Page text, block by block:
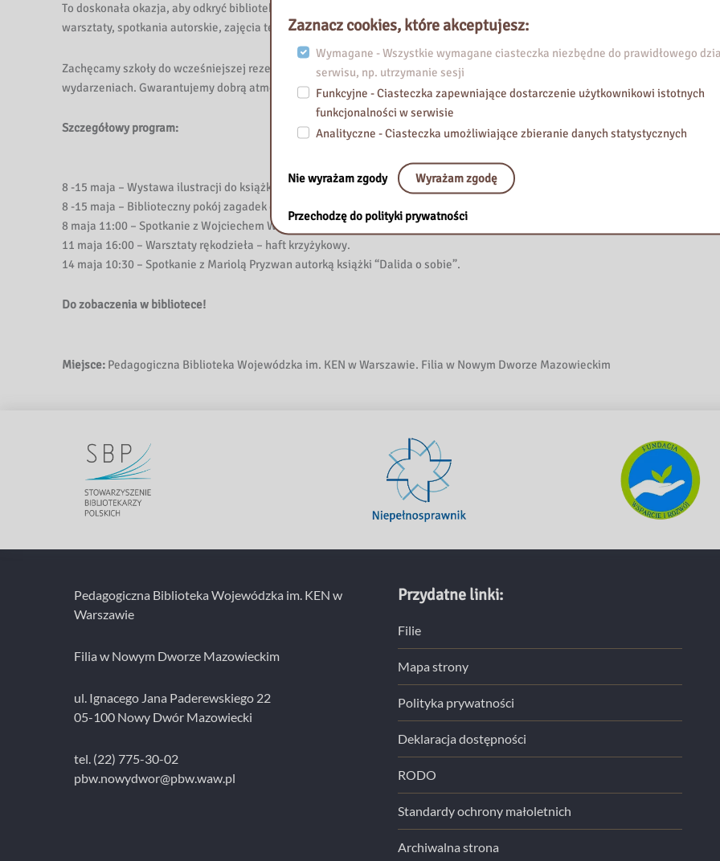
To doskonała okazja, aby odkryć bibliotekę na nowo – jako przestrzeń spotkań, inspiracji i kreatywnego działania. W programie
warsztaty, spotkania autorskie, zajęcia tematyczne oraz atrakcje dla dzieci, młodzieży i dorosłych.
Zachęcamy szkoły do wcześniejszej rezerwacji terminów dla swoich grup, a wszystkich miłośników książek do aktywnego udziału
wydarzeniach. Gwarantujemy dobrą atmosferę, ciekawe inicjatywy oraz wspólne świętowanie w duchu czytelnictwa.
Szczegółowy program:
8 -15 maja – Wystawa ilustracji do książki “Matsuri”autorstwaKa Mochioprowadzanieplus warsztaty (obowiązują zapisy gruby
8 -15 maja – Biblioteczny pokój zagadek dla grup zorganizowanych (obowiązują zapisy grupy szkolne).
8 maja 11:00 – Spotkanie z Wojciechem Widłakiem autorem książek dla dzieci.
11 maja 16:00 – Warsztaty rękodzieła – haft krzyżykowy.
14 maja 10:30 – Spotkanie z Mariolą Pryzwan autorką książki “Dalida o sobie”.
Do zobaczenia w bibliotece!
Miejsce: Pedagogiczna Biblioteka Wojewódzka im. KEN w Warszawie. Filia w Nowym Dworze Mazowieckim
Pedagogiczna Biblioteka Wojewódzka im. KEN w
Warszawie
Filia w Nowym Dworze Mazowieckim
ul. Ignacego Jana Paderewskiego 22
05-100 Nowy Dwór Mazowiecki
tel. (22) 775-30-02
pbw.nowydwor@pbw.waw.pl
Przydatne linki:
Filie
Mapa strony
Polityka prywatności
Deklaracja dostępności
RODO
Standardy ochrony małoletnich
Archiwalna strona
Zaznacz cookies, które akceptujesz:
Wymagane - Wszystkie wymagane ciasteczka niezbędne do prawidłowego
serwisu, np. utrzymanie sesji
Funkcyjne - Ciasteczka zapewniające dostarczenie użytkownikowi istotnych
funkcjonalności w serwisie
Analityczne - Ciasteczka umożliwiające zbieranie danych statystycznych
Nie wyrażam zgody Wyrażam zgodę
Przechodzę do polityki prywatności